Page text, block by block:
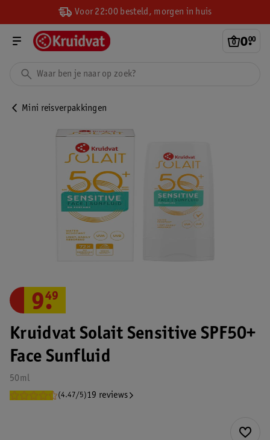
Voor 22:00 besteld, morgen in huis
0.
00
Mini reisverpakkingen
Kruidvat Solait Sensitive SPF50+
Face Sunfluid
50ml
(4.47/5)19 reviews
9.
49